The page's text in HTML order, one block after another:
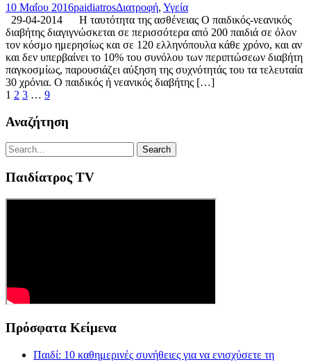
10 Μαΐου 2016paidiatrosΔιατροφή, Υγεία
29-04-2014 Η ταυτότητα της ασθένειας Ο παιδικός-νεανικός
διαβήτης διαγιγνώσκεται σε περισσότερα από 200 παιδιά σε όλον
τον κόσμο ημερησίως και σε 120 ελληνόπουλα κάθε χρόνο, και αν
και δεν υπερβαίνει το 10% του συνόλου των περιπτώσεων διαβήτη
παγκοσμίως, παρουσιάζει αύξηση της συχνότητάς του τα τελευταία
30 χρόνια. Ο παιδικός ή νεανικός διαβήτης […]
1 2 3 … 9
Αναζήτηση
Παιδίατρος TV
Πρόσφατα Κείμενα
Παιδί: 10 καθημερινές συνήθειες για να ενισχύσετε τη